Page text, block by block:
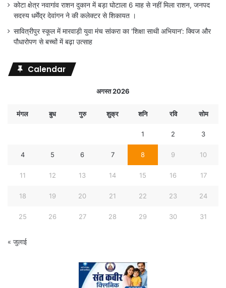
कोटा क्षेत्र नवागांव राशन दुकान में बड़ा घोटाला 6 माह से नहीं मिला राशन, जनपद
सदस्य धर्मेंद्र देवांगन ने की कलेक्टर से शिकायत ।
सावित्रीपुर स्कूल में मारवाड़ी युवा मंच सांकरा का ‘शिक्षा साथी अभियान’: क्विज और
पौधारोपण से बच्चों में बढ़ा उत्साह
Calendar
अगस्त 2026
मंगल बुध गुरु शुक्र शनि रवि सोम
1 2 3
4 5 6 7 8 9 10
11 12 13 14 15 16 17
18 19 20 21 22 23 24
25 26 27 28 29 30 31
« जुलाई